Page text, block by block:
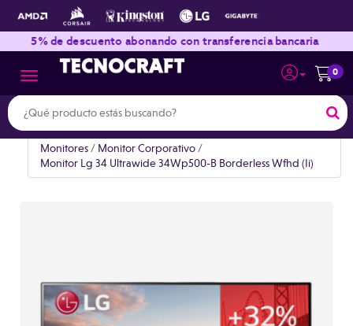
0
Toggle navigation
5% de descuento abonando con transferencia bancaria
Monitores / Monitor Corporativo /
Monitor Lg 34 Ultrawide 34Wp500-B Borderless Wfhd (Ii)